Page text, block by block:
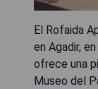
El Rofaida
en Agadir,
ofrece una
Museo del